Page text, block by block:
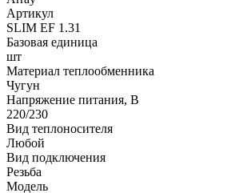
Артикул
SLIM EF 1.31
Базовая единица
шт
Материал теплообменника
Чугун
Напряжение питания, В
220/230
Вид теплоносителя
Любой
Вид подключения
Резьба
Модель